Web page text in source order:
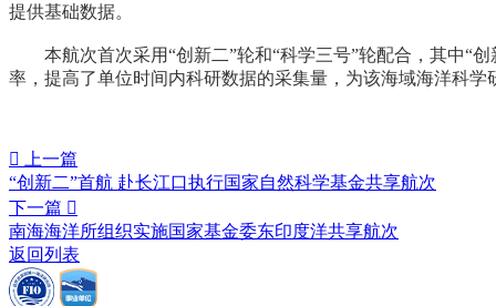
提供基础数据。
本航次首次采用“创新二”轮和“科学三号”轮配合，其中“创
率，提高了单位时间内科研数据的采集量，为该海域海洋科

上一篇
“创新二”首航 赴长江口执行国家自然科学基金共享航次
下一篇 
南海海洋所组织实施国家基金委东印度洋共享航次
返回列表